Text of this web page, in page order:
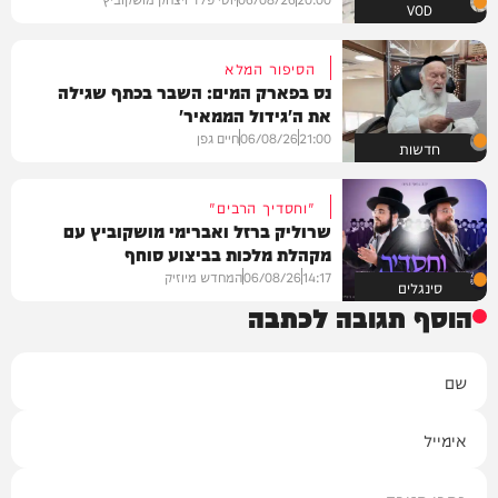
VOD
חדשות
הסיפור המלא
נס בפארק המים: השבר בכתף שגילה
את ה'גידול הממאיר'
21:00
06/08/26חיים גפן
סינגלים
"וחסדיך הרבים"
שרוליק ברזל ואברימי מושקוביץ עם
מקהלת מלכות בביצוע סוחף
14:17
06/08/26המחדש מיוזיק
הוסף תגובה לכתבה